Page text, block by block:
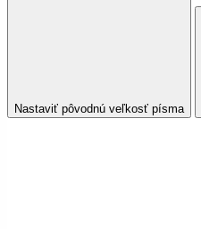
Nastaviť pôvodnú veľkosť písma